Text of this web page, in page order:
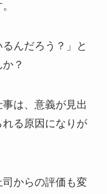
んだろう？」と
？
は、意義が見出
る原因になりが
からの評価も変